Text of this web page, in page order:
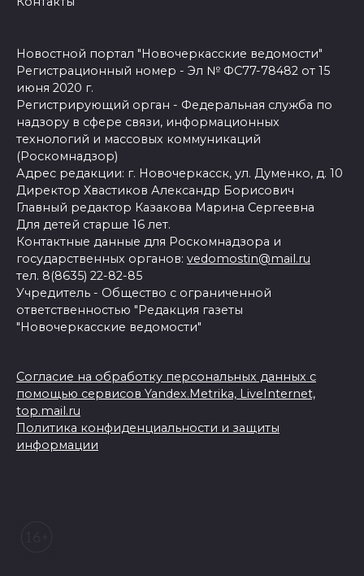
Новостной портал "Новочеркасские ведомости"
Регистрационный номер - Эл № ФС77-78482 от 15
июня 2020 г.
Регистрирующий орган - Федеральная служба по
надзору в сфере связи, информационных
технологий и массовых коммуникаций
(Роскомнадзор)
Адрес редакции: г. Новочеркасск, ул. Думенко, д. 10
Директор Хвастиков Александр Борисович
Главный редактор Казакова Марина Сергеевна
Для детей старше 16 лет.
Контактные данные для Роскомнадзора и
государственных органов: vedomostin@mail.ru
тел. 8(8635) 22-82-85
Учредитель - Общество с ограниченной
ответственностью "Редакция газеты
"Новочеркасские ведомости"
Согласие на обработку персональных данных с
помощью сервисов Yandex.Metrika, LiveInternet,
top.mail.ru
Политика конфиденциальности и защиты
информации